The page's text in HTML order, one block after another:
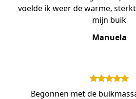
voelde ik weer de warme,
mijn buik
Manuela
Begonnen met de